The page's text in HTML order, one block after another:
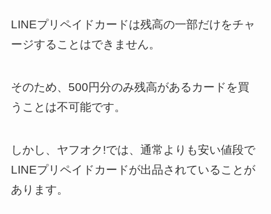
LINEプリペイドカードは残高の一部だけをチャ
ージすることはできません。
そのため、500円分のみ残高があるカードを買
うことは不可能です。
しかし、ヤフオク!では、通常よりも安い値段で
LINEプリペイドカードが出品されていることが
あります。